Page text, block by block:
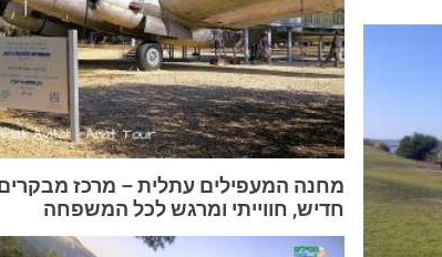
מחנה המעפילים עתלית – מרכז
חדיש, חווייתי ומרגש לכל המשפחה